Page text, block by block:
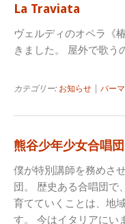
La Traviata
ヴェルディのオペラ《
きました。 屋外で歌う
カテゴリー: お知らせ パー
熊谷少年少女合唱
僕が特別講師を務めさ
団。 歴史ある合唱団で
育てていくことは、地
す。 今はイタリアにい